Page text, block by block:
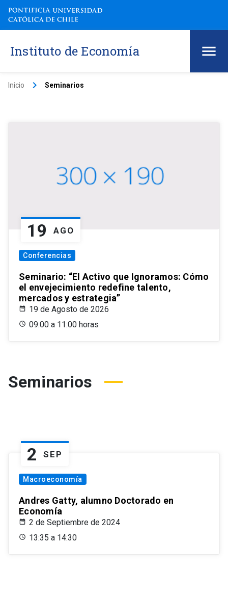
Instituto de Economía
Inicio keyboard_arrow_right Seminarios
19 AGO
Conferencias
Seminario: “El Activo que Ignoramos: Cómo
el envejecimiento redefine talento,
mercados y estrategia”
19 de Agosto de 2026
09:00 a 11:00 horas
Seminarios
2 SEP
Macroeconomía
Andres Gatty, alumno Doctorado en
Economía
2 de Septiembre de 2024
13:35 a 14:30